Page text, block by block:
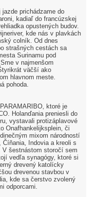
prichádzame do
kadiaľ do francúzskej
opustených budov.
kde nás v plavkách
colník. Od dnes
strašných cestách sa
Surinamu pod
v najmenšom
väčší ako
hlavnom meste.
pohoda.
ktoré je
Holanďania preniesli do
vystavali protizáplavové
Onafhankelijksplein, či
mixom národností
Indovia a kreoli s
V šestnástom storočí sem
vedľa synagógy, ktoré si
drevený katolícky
drevenou stavbou v
kde sa čerstvo zvolený
odporcami.